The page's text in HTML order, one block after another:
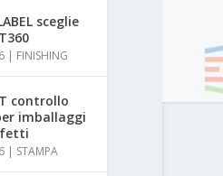
sceglie
| FINISHING
controllo
imballaggi
| STAMPA